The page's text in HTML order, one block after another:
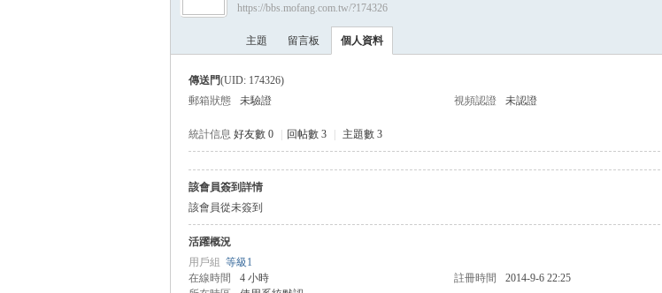
›
https://bbs.mofang.com.tw/?174326
主題 留言板 個人資料
傳送門(UID: 174326)
郵箱狀態
未驗證 視頻認證 未認證
統計信息 好友數 0 回帖數 3 主題數 3
該會員簽到詳情
該會員從未簽到
活躍概況
用戶組 等級1
在線時間
4 小時 註冊時間 2014-9-6 22:25